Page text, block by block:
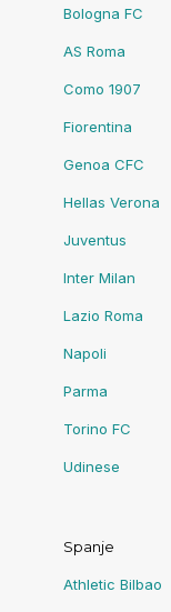
Bologna FC
AS Roma
Como 1907
Fiorentina
Genoa CFC
Hellas Verona
Juventus
Inter Milan
Lazio Roma
Napoli
Parma
Torino FC
Udinese
Spanje
Athletic Bilbao